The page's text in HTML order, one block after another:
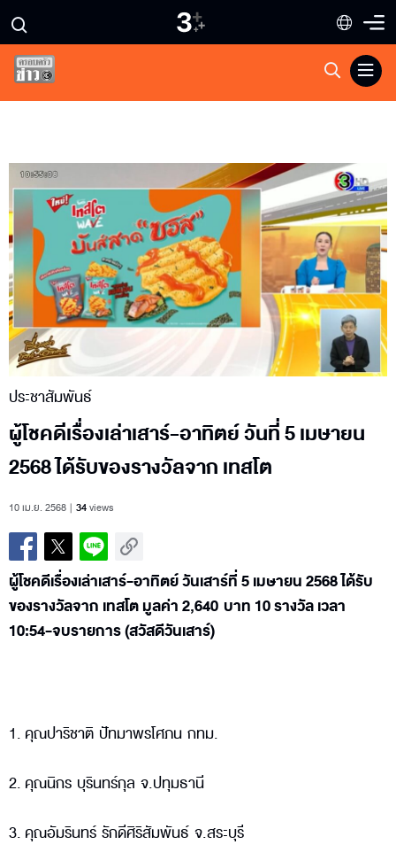
ประชาสัมพันธ์
ผู้โชคดีเรื่องเล่าเสาร์-อาทิตย์ วันที่ 5 เมษายน
2568 ได้รับของรางวัลจาก เทสโต
10 เม.ย. 2568 34views
ผู้โชคดีเรื่องเล่าเสาร์-อาทิตย์ วันเสาร์ที่ 5 เมษายน 2568 ได้รับ
ของรางวัลจาก เทสโต มูลค่า 2,640 บาท 10 รางวัล เวลา
10:54-จบรายการ (สวัสดีวันเสาร์)
1. คุณปาริชาติ ปัทมาพรโศภน กทม.
2. คุณนิกร บุรินทร์กุล จ.ปทุมธานี
3. คุณอัมรินทร์ รักดีศิริสัมพันธ์ จ.สระบุรี